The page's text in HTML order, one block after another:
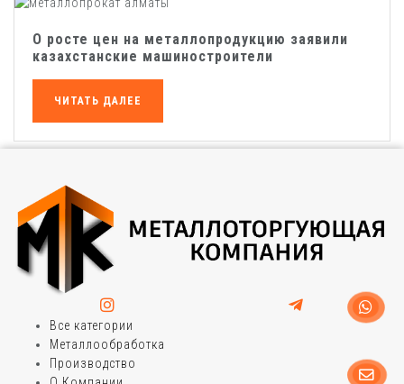
О росте цен на металлопродукцию заявили
казахстанские машиностроители
ЧИТАТЬ ДАЛЕЕ
Все категории
Металлообработка
Производство